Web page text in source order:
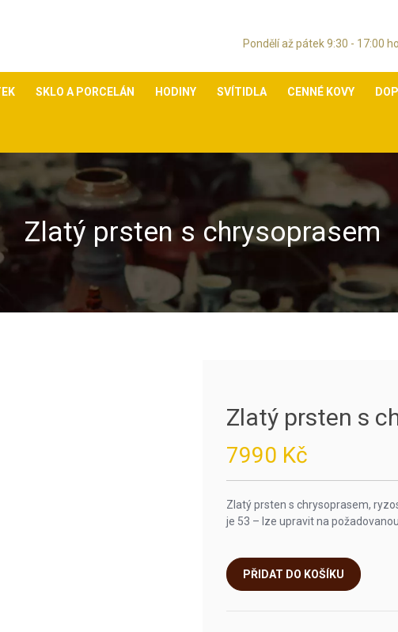
Pondělí až pátek 9:30 - 17:00
SKLO A PORCELÁN HODINY SVÍTIDLA CENNÉ KOVY
Zlatý prsten s chrysoprasem
Zlatý prsten s
7990 Kč
Zlatý prsten s chrysoprasem,
je 53 – lze upravit na
PŘIDAT DO KOŠÍKU